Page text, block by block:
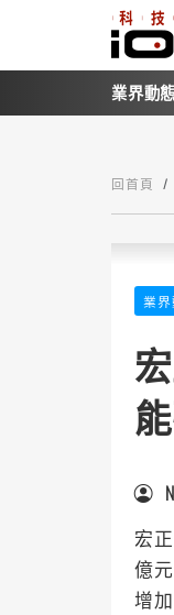
業界動態
回首頁
業
宏
億
增